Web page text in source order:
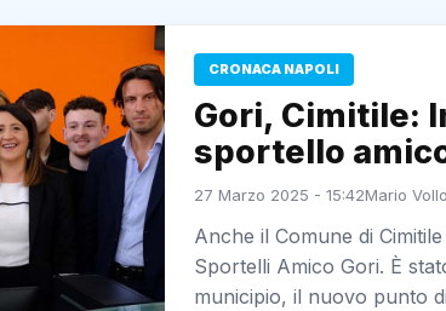
CRONACA NAPOLI
Gori, Cimitile:
sportello
27 Marzo 2025 - 15:42Mario
Anche il Comune di
Sportelli Amico Gori. È
municipio, il nuovo punto